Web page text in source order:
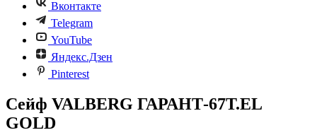
Вконтакте
Telegram
YouTube
Яндекс.Дзен
Pinterest
Сейф VALBERG ГАРАНТ-67Т.EL
GOLD